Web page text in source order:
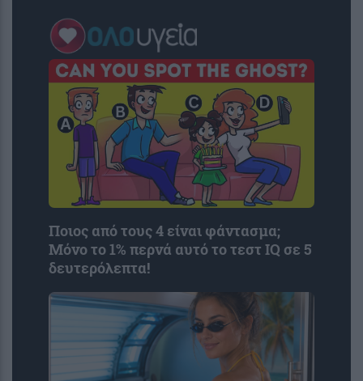
Ποιος από τους 4 είναι φάντασμα;
Μόνο το 1% περνά αυτό το τεστ IQ σε 5
δευτερόλεπτα!